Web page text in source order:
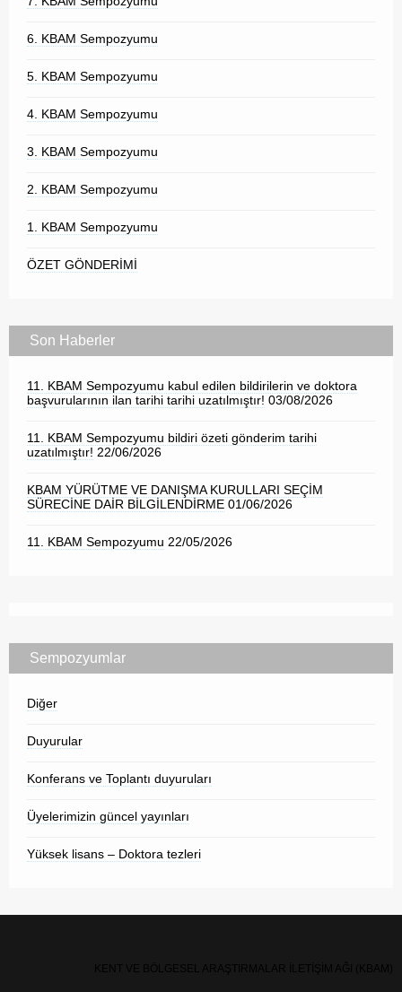
6. KBAM Sempozyumu
5. KBAM Sempozyumu
4. KBAM Sempozyumu
3. KBAM Sempozyumu
2. KBAM Sempozyumu
1. KBAM Sempozyumu
ÖZET GÖNDERİMİ
Son Haberler
11. KBAM Sempozyumu kabul edilen bildirilerin ve doktora
başvurularının ilan tarihi tarihi uzatılmıştır! 03/08/2026
11. KBAM Sempozyumu bildiri özeti gönderim tarihi
uzatılmıştır! 22/06/2026
KBAM YÜRÜTME VE DANIŞMA KURULLARI SEÇİM
SÜRECİNE DAİR BİLGİLENDİRME 01/06/2026
11. KBAM Sempozyumu 22/05/2026
Sempozyumlar
Diğer
Duyurular
Konferans ve Toplantı duyuruları
Üyelerimizin güncel yayınları
Yüksek lisans – Doktora tezleri